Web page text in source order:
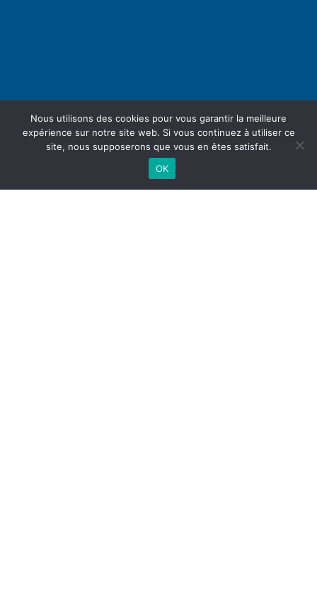
Nous utilisons des cookies pour vous garantir la meilleure
expérience sur notre site web. Si vous continuez à utiliser ce
site, nous supposerons que vous en êtes satisfait.
OK